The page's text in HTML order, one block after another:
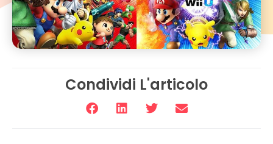
Condividi L'articolo